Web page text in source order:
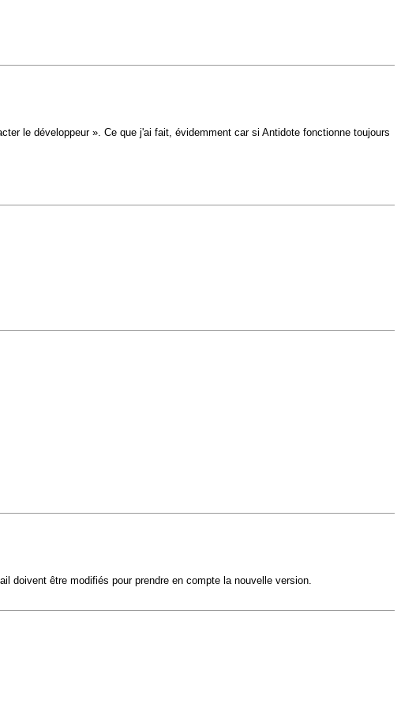
le développeur ». Ce que j'ai fait, évidemment car si Antidote fonctionne toujours
doivent être modifiés pour prendre en compte la nouvelle version.